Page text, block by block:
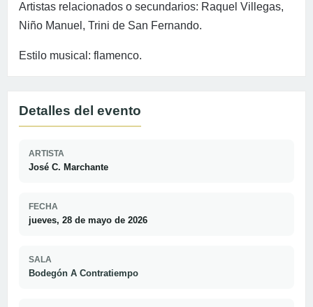
Artistas relacionados o secundarios: Raquel Villegas,
Niño Manuel, Trini de San Fernando.
Estilo musical: flamenco.
Detalles del evento
ARTISTA
José C. Marchante
FECHA
jueves, 28 de mayo de 2026
SALA
Bodegón A Contratiempo